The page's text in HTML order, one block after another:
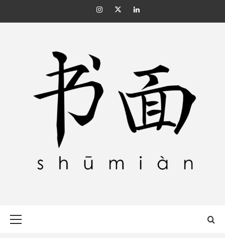
InstagramTwitterLinkedin